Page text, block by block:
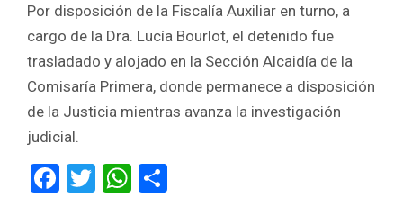
Por disposición de la Fiscalía Auxiliar en turno, a
cargo de la Dra. Lucía Bourlot, el detenido fue
trasladado y alojado en la Sección Alcaidía de la
Comisaría Primera, donde permanece a disposición
de la Justicia mientras avanza la investigación
judicial.
F
T
W